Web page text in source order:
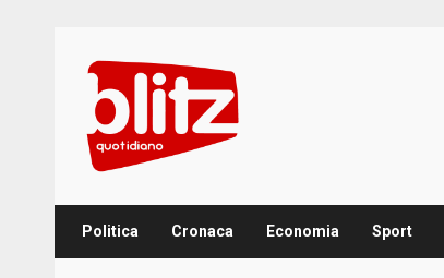
content
Politica Cronaca Economia Sport